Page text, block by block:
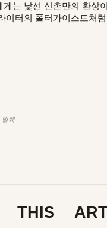
는 낯선 신촌만의 환상
터의 폴터가이스트처
발췌
THIS